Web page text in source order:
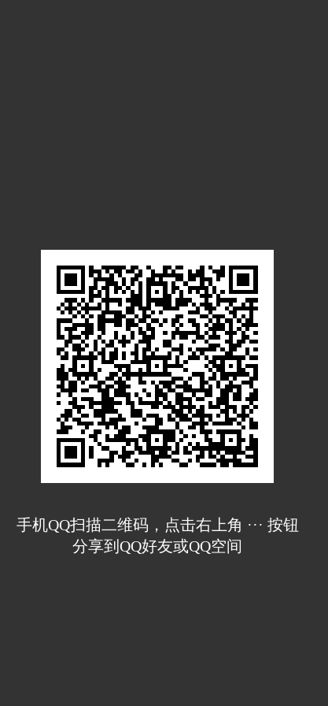
手机QQ扫描二维码，点击右上角 ··· 按钮
分享到QQ好友或QQ空间